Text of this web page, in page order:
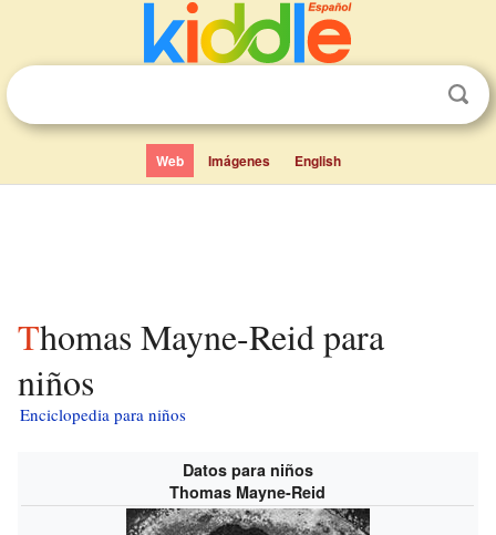
Web Imágenes English
Thomas Mayne-Reid para
niños
Enciclopedia para niños
Datos para niños
Thomas Mayne-Reid